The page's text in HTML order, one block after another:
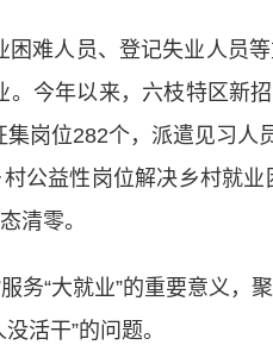
难人员、登记失业人员等
今年以来，六枝特区新招
岗位282个，派遣见习人
公益性岗位解决乡村就
清零。
“大就业”的重要意义，
活干”的问题。